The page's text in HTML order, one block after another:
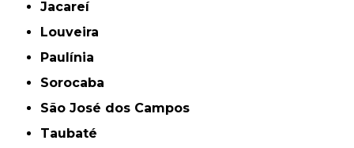
Jacareí
Louveira
Paulínia
Sorocaba
São José dos Campos
Taubaté